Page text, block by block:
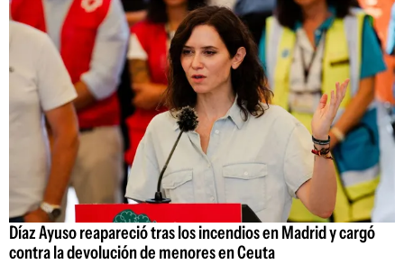
Díaz Ayuso reapareció tras los incendios en Madrid y cargó
contra la devolución de menores en Ceuta